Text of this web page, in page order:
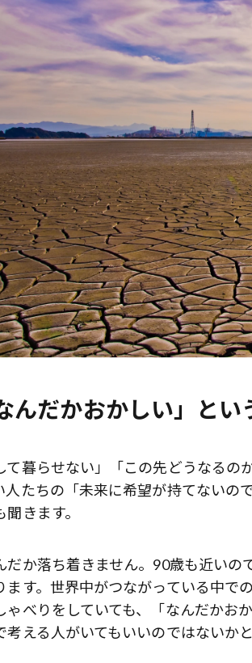
んだかおかしい」とい
て暮らせない」「この先どうなる
人たちの「未来に希望が持てないの
きます。
だか落ち着きません。90歳も近い
ます。世界中がつながっている中で
ゃべりをしていても、「なんだかお
考える人がいてもいいのではないかと